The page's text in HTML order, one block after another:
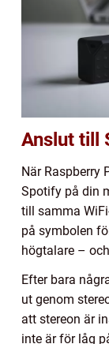
Anslut till
När Raspberry
Spotify på din
till samma
på symbolen
högtalare –
Efter bara
ut genom
att stereon är
inte är för låg